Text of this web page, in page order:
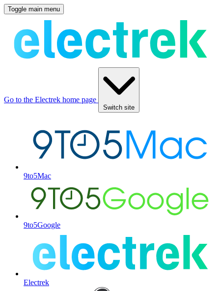
Toggle main menu
Go to the Electrek home page
Switch site
9to5Mac
9to5Google
Electrek